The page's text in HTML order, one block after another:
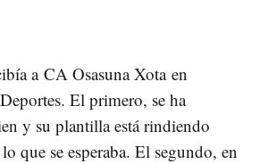
a CA Osasuna Xota en
El primero, se ha
y su plantilla está rindiendo
que se esperaba. El segundo, en